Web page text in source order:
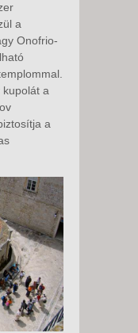
a
Onofrio-
kupolát a
a